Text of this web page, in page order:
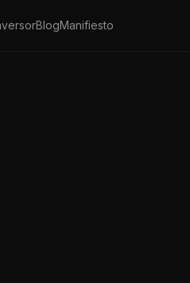
BlogManifiesto